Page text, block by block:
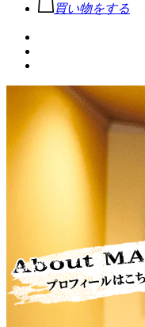
買い物をする